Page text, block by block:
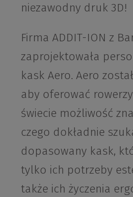
niezawodny druk 3D!
Firma ADDIT-ION z
zaprojektowała
kask Aero. Aero
aby oferować
świecie możliwość
czego dokładnie
dopasowany kask,
tylko ich potrzeby
także ich życzenia